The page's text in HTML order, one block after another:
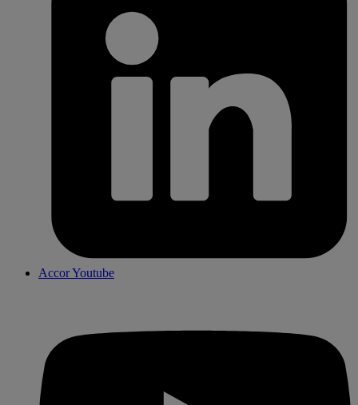
Accor Youtube